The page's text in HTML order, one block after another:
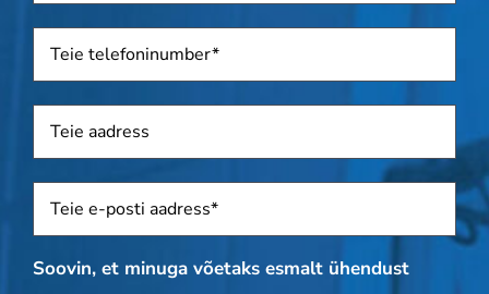
Telefon *
Aadress
Sposti *
Soovin, et minuga võetaks esmalt ühendust